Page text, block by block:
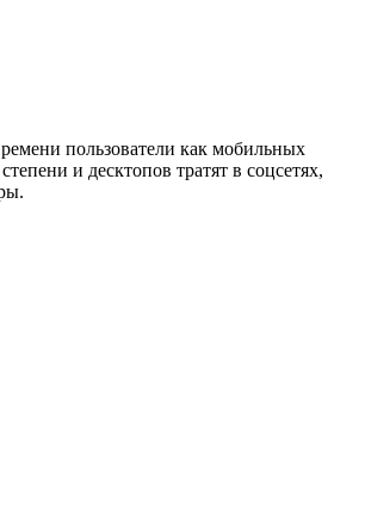
пользователи как мобильных
и десктопов тратят в соцсетях,